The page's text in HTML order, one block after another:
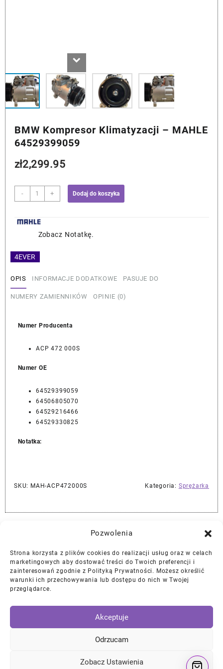
Pozwolenia
Strona korzysta z plików cookies do realizacji usług oraz w celach
marketingowych aby dostować treści do Twoich preferencji i
zainteresowań zgodnie z Polityką Prywatności. Możesz określić
warunki ich przechowywania lub dostępu do nich w Twojej
przeglądarce.
Akceptuje
Odrzucam
Zobacz Ustawienia
4EVER
BMW Kompresor Klimatyzacji – MAHLE
64529399059
zł2,299.95
-
ilość
BMW
Klimatyzacji
64529399059
+ Dodaj do koszyka
Zobacz Notatkę.
OPIS INFORMACJE DODATKOWE PASUJE DO
NUMERY ZAMIENNIKÓW OPINIE (0)
Numer Producenta
ACP 472 000S
Numer OE
64529399059
64506805070
64529216466
64529330825
Notatka:
SKU: MAH-ACP472000S Kategoria: Sprężarka
Najlepszej Jakości Części Samochodowe z Gwarancją Dożywotnią!*
Gwarancja i Zwroty
Polityka Prywatności
Regulamin/Ciasteczka
Instagram
Facebook
YouTube
Mail